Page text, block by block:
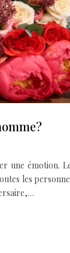
une émotion.
les